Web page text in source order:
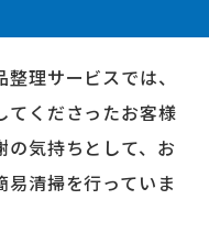
整理サービスでは、
てくださったお客様
の気持ちとして、お
易清掃を行っていま